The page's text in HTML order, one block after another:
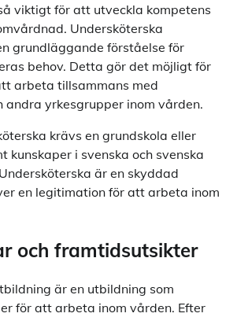
viktigt för att utveckla kompetens
Undersköterska
grundläggande förståelse för
behov. Detta gör det möjligt för
arbeta tillsammans med
andra yrkesgrupper inom vården.
krävs en grundskola eller
kunskaper i svenska och svenska
är en skyddad
en legitimation för att arbeta inom
och framtidsutsikter
är en utbildning som
för att arbeta inom vården. Efter